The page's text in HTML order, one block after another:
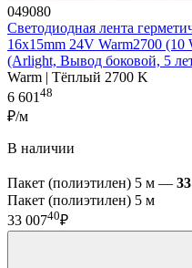
049080
Светодиодная лента
16x15mm 24V Warm2700
(Arlight, Вывод боковой, 5
Warm | Тёплый 2700 K
6 601 48
₽/м
В наличии
Пакет (полиэтилен) 5 м —
Пакет (полиэтилен) 5 м
33 00740₽